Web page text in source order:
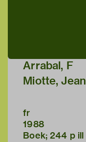
Arrabal, F
Miotte, Jean
fr
1988
Boek; 244 p ill